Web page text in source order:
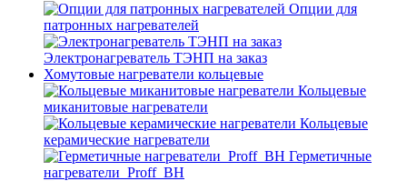
Опции для
патронных нагревателей
Электронагреватель ТЭНП на заказ
Хомутовые нагреватели кольцевые
Кольцевые
миканитовые нагреватели
Кольцевые
керамические нагреватели
Герметичные
нагреватели_Proff_BH